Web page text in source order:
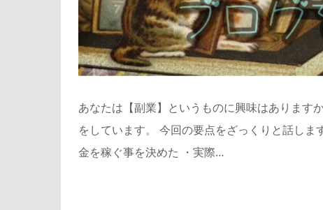
あなたは【副業】というものに興味はあります
をしています。 今回の要点をざっくりと話し
金を稼ぐ事を決めた ・実際…